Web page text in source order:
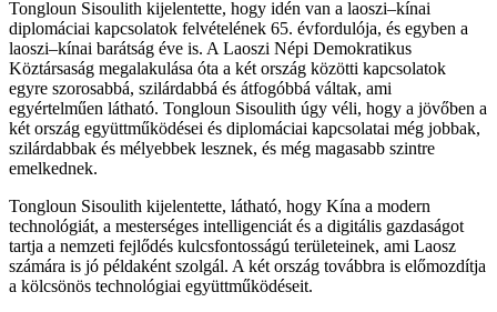
Tongloun Sisoulith kijelentette, hogy idén van a laoszi–kínai
diplomáciai kapcsolatok felvételének 65. évfordulója, és egyben a
laoszi–kínai barátság éve is. A Laoszi Népi Demokratikus
Köztársaság megalakulása óta a két ország közötti kapcsolatok
egyre szorosabbá, szilárdabbá és átfogóbbá váltak, ami
egyértelműen látható. Tongloun Sisoulith úgy véli, hogy a jövőben a
két ország együttműködései és diplomáciai kapcsolatai még jobbak,
szilárdabbak és mélyebbek lesznek, és még magasabb szintre
emelkednek.
Tongloun Sisoulith kijelentette, látható, hogy Kína a modern
technológiát, a mesterséges intelligenciát és a digitális gazdaságot
tartja a nemzeti fejlődés kulcsfontosságú területeinek, ami Laosz
számára is jó példaként szolgál. A két ország továbbra is előmozdítja
a kölcsönös technológiai együttműködéseit.